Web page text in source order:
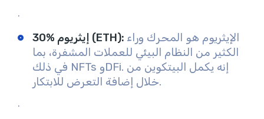
.
30% إيثريوم (ETH): الإيثريوم هو المحرك وراء
الكثير من النظام البيئي للعملات المشفرة، بما
في ذلك NFTs وDFi. إنه يكمل البيتكوين من
خلال إضافة التعرض للابتكار.
.